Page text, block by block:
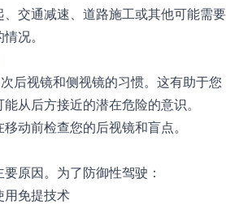
交通减速、道路施工或其他可能需要
况。
后视镜和侧视镜的习惯。这有助于您
从后方接近的潜在危险的意识。
动前检查您的后视镜和盲点。
原因。为了防御性驾驶：
用免提技术